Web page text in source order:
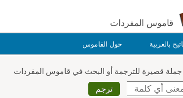
قاموس المفردات
بالعربية حول القاموس
جملة قصيرة للترجمة أو البحث في قاموس المفردات